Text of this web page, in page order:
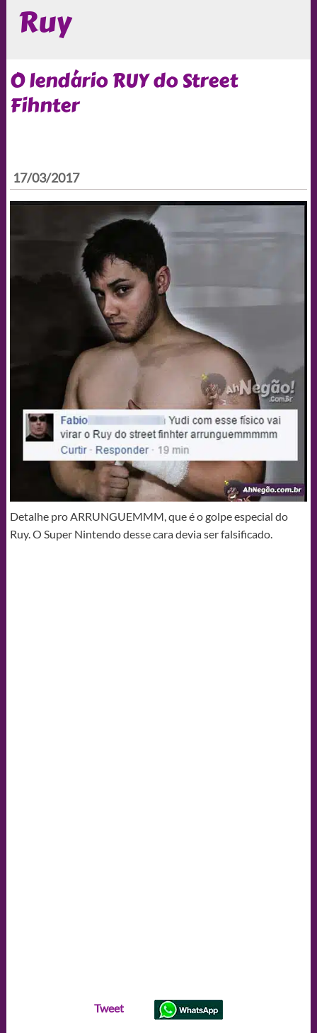
Ruy
O lendário RUY do Street
Fihnter
17/03/2017
Detalhe pro ARRUNGUEMMM, que é o golpe especial do
Ruy. O Super Nintendo desse cara devia ser falsificado.
Tweet